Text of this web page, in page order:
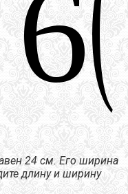
24 см. Его ширина
длину и ширину